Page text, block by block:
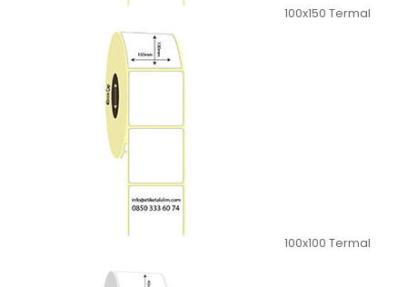
100x150 Termal
100x100 Termal